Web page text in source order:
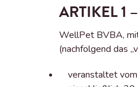
ARTIKEL 1
WellPet BVBA,
(nachfolgend das
veranstaltet